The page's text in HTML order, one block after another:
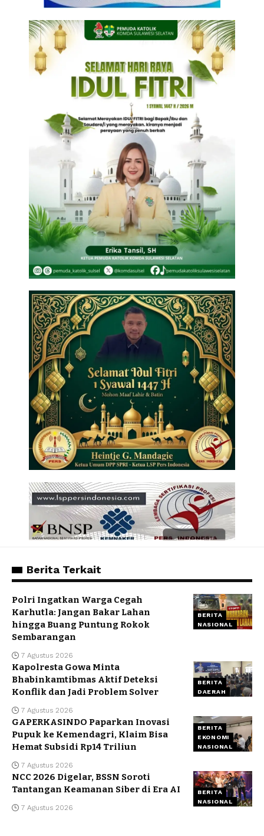
Berita Terkait
BERITA
NASIONAL
Polri Ingatkan Warga Cegah
Karhutla: Jangan Bakar Lahan
hingga Buang Puntung Rokok
Sembarangan
7 Agustus 2026
BERITA
DAERAH
Kapolresta Gowa Minta
Bhabinkamtibmas Aktif Deteksi
Konflik dan Jadi Problem Solver
7 Agustus 2026
BERITA
EKONOMI
NASIONAL
GAPERKASINDO Paparkan Inovasi
Pupuk ke Kemendagri, Klaim Bisa
Hemat Subsidi Rp14 Triliun
7 Agustus 2026
BERITA
NASIONAL
NCC 2026 Digelar, BSSN Soroti
Tantangan Keamanan Siber di Era AI
7 Agustus 2026